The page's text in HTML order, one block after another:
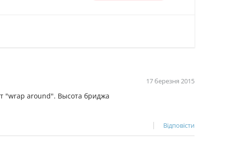
17 березня 2015
"wrap around". Высота бриджа
Відповісти